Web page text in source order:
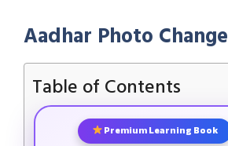
Aadhar Photo Change
Table of Contents
Premium Learning Book